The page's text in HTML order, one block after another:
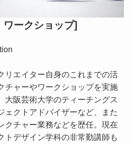
ークショップ]
リエイター自身のこれまでの活
チャーやワークショップを実施
大阪芸術大学のティーチングス
ェクトアドバイザーなど、また
クチャー業務などを歴任。現在
トデザイン学科の非常勤講師も